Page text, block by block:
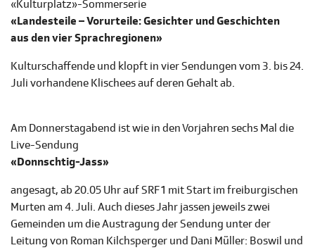
«Kulturplatz»-Sommerserie
«Landesteile – Vorurteile: Gesichter und Geschichten
aus den vier Sprachregionen»
Kulturschaffende und klopft in vier Sendungen vom 3. bis 24.
Juli vorhandene Klischees auf deren Gehalt ab.
Am Donnerstagabend ist wie in den Vorjahren sechs Mal die
Live-Sendung
«Donnschtig-Jass»
angesagt, ab 20.05 Uhr auf SRF 1 mit Start im freiburgischen
Murten am 4. Juli. Auch dieses Jahr jassen jeweils zwei
Gemeinden um die Austragung der Sendung unter der
Leitung von Roman Kilchsperger und Dani Müller: Boswil und